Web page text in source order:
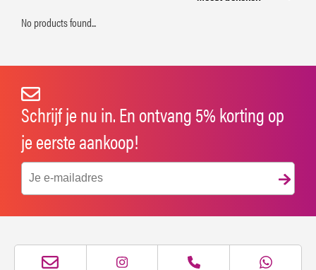
No products found...
Schrijf je nu in. En ontvang 5% korting op
je eerste aankoop!